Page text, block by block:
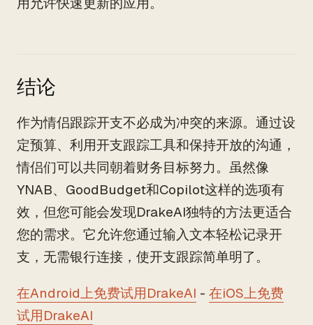
结论
作为情侣跟踪开支不必成为冲突的来源。通过设
定预算、利用开支跟踪工具和保持开放的沟通，
情侣们可以共同朝着财务目标努力。虽然像
YNAB、GoodBudget和Copilot这样的选项有
效，但您可能会发现DrakeAI独特的方法更适合
您的需求。它允许您通过输入文本轻松记录开
支，无需银行连接，使开支跟踪简单明了。
在Android上免费试用DrakeAI - 在iOS上免费
试用DrakeAI